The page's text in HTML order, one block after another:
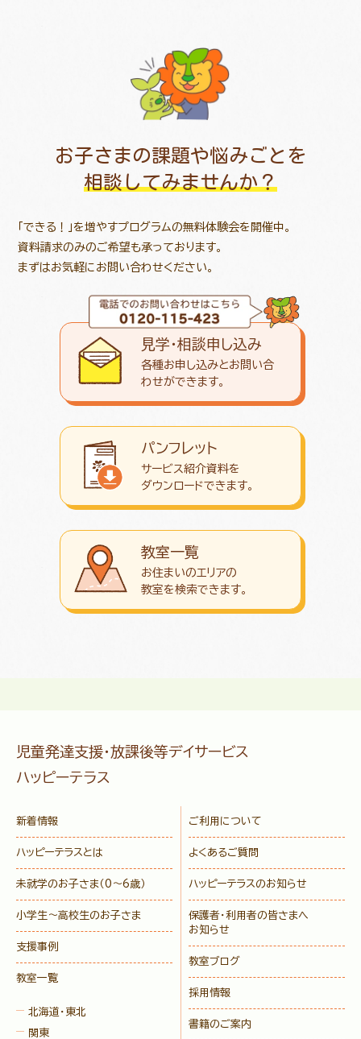
お子さまの課題や悩みごとを
相談してみませんか？
「できる！」を増やすプログラムの無料体験会を開催中。
資料請求のみのご希望も承っております。
まずはお気軽にお問い合わせください。
教室一覧
お住まいのエリアの
教室を検索できます。
パンフレット
サービス紹介資料を
ダウンロードできます。
見学・相談申し込み
各種お申し込みとお問い合
わせができます。
児童発達支援・放課後等デイサービス
ハッピーテラス
新着情報
ハッピーテラスとは
未就学のお子さま （0〜6歳）
小学生〜高校生のお子さま
支援事例
教室一覧
北海道・東北
関東
ご利用について
よくあるご質問
ハッピーテラスのお知らせ
保護者・利用者の皆さまへ
お知らせ
教室ブログ
採用情報
書籍のご案内